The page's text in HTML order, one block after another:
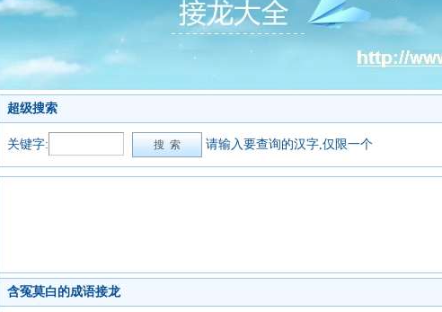
超级搜索
关键字: 请输入要查询的汉字,仅限一个
含冤莫白的成语接龙